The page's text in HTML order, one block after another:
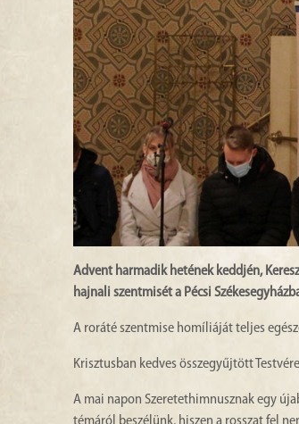
Advent harmadik hetének keddjén,
hajnali szentmisét a Pécsi
A roráté szentmise homíliáját teljes
Krisztusban kedves összegyűjtött
A mai napon Szeretethimnusznak egy